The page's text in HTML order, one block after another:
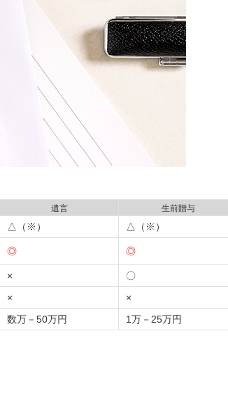
遺言
生前贈与
△（※） △（※）
◎ ◎
× 〇
× ×
数万－ 50万円 1万－ 25万円